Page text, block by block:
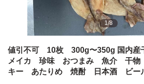
1/8
値引不可 10枚 300g〜350g 国内産
メイカ 珍味 おつまみ 魚介 干物
キー あたりめ 焼酎 日本酒 ビー